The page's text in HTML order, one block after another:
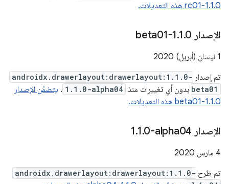
1.1.0-rc01 هذه التعديلات.
الإصدار 1 .1.0-beta01
1 نيسان (أبريل) 2020
تم إصدار androidx.drawerlayout:drawerlayout:1.1.0-
beta01 بدون أي تغييرات منذ 1.1.0-alpha04
. يتضمّن الإصدار
1.1.0-beta01 هذه التعديلات.
الإصدار ‎1 .1.0-alpha04
‫4 مارس 2020
تم طرح androidx.drawerlayout:drawerlayout:1.1.0-